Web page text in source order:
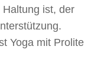
ist, der
Yoga mit Prolite